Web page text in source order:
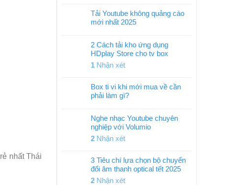
nhất Thái
Tải Youtube không quảng cáo
mới nhất 2025
2 Cách tải kho ứng dụng
HDplay Store cho tv box
1 Nhận xét
Box ti vi khi mới mua về cần
phải làm gì?
Nghe nhạc Youtube chuyên
nghiệp với Volumio
2 Nhận xét
3 Tiêu chí lựa chọn bộ chuyển
đổi âm thanh optical tết 2025
2 Nhận xét